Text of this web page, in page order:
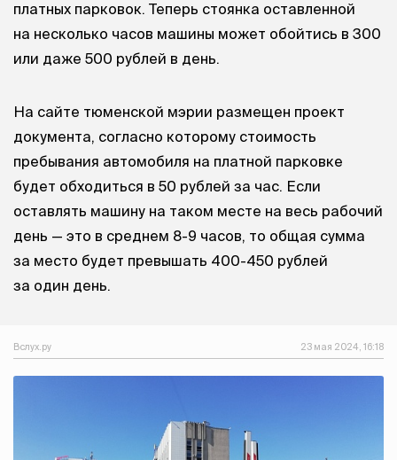
платных парковок. Теперь стоянка оставленной
на несколько часов машины может обойтись в 300
или даже 500 рублей в день.
На сайте тюменской мэрии размещен проект
документа, согласно которому стоимость
пребывания автомобиля на платной парковке
будет обходиться в 50 рублей за час. Если
оставлять машину на таком месте на весь рабочий
день — это в среднем 8-9 часов, то общая сумма
за место будет превышать 400-450 рублей
за один день.
Вслух.ру 23 мая 2024, 16:18